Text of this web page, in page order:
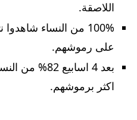
اللاصقة.
100% من النساء
على رموشهم.
بعد 4 اسابيع
اكثر برموشهم.